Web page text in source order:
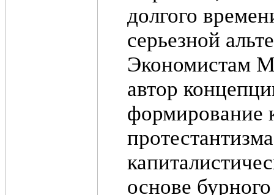
долгого
серьезной
Экономистам
автор
формирование
основе